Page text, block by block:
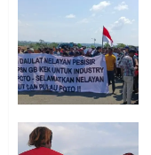
4